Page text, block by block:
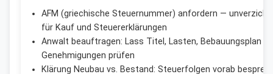
AFM (griechische Steuernummer) anfordern —
für Kauf und Steuererklärungen
Anwalt beauftragen: Lass Titel, Lasten, Bebauungsplan
Genehmigungen prüfen
Klärung Neubau vs. Bestand: Steuerfolgen vorab